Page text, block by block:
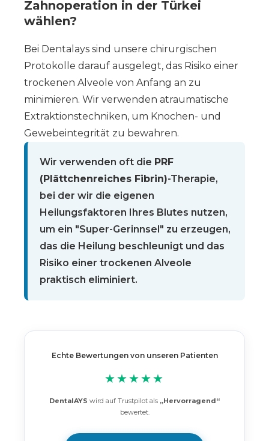
Zahnoperation in der Türkei
wählen?
Bei Dentalays sind unsere chirurgischen
Protokolle darauf ausgelegt, das Risiko einer
trockenen Alveole von Anfang an zu
minimieren. Wir verwenden atraumatische
Extraktionstechniken, um Knochen- und
Gewebeintegrität zu bewahren.
Wir verwenden oft die PRF
(Plättchenreiches Fibrin)-Therapie,
bei der wir die eigenen
Heilungsfaktoren Ihres Blutes nutzen,
um ein "Super-Gerinnsel" zu erzeugen,
das die Heilung beschleunigt und das
Risiko einer trockenen Alveole
praktisch eliminiert.
Echte Bewertungen von unseren Patienten
★★★★★
DentalAYS wird auf Trustpilot als „Hervorragend“
bewertet.